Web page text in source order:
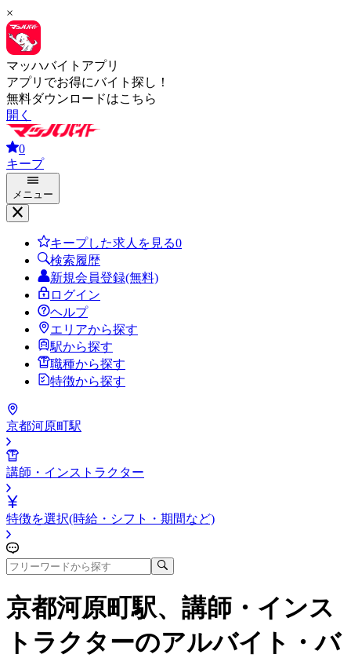
×
マッハバイトアプリ
アプリでお得にバイト探し！
無料ダウンロードはこちら
開く
0
キープ
メニュー
キープした求人を見る0
検索履歴
新規会員登録(無料)
ログイン
ヘルプ
エリアから探す
駅から探す
職種から探す
特徴から探す
京都河原町駅
講師・インストラクター
特徴を選択(時給・シフト・期間など)
京都河原町駅、講師・インス
トラクターのアルバイト・バ